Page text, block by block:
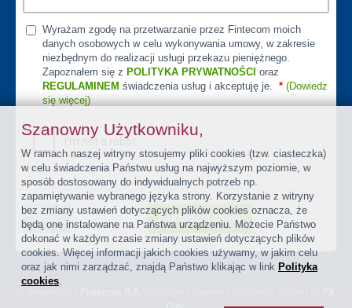
Wyrażam zgodę na przetwarzanie przez Fintecom moich
danych osobowych w celu wykonywania umowy, w zakresie
niezbędnym do realizacji usługi przekazu pieniężnego.
Zapoznałem się z POLITYKA PRYWATNOŚCI oraz
REGULAMINEM świadczenia usług i akceptuję je. * (Dowiedz
się więcej)
Wróć Zakładam konto
Szanowny Użytkowniku,
W ramach naszej witryny stosujemy pliki cookies (tzw. ciasteczka)
w celu świadczenia Państwu usług na najwyższym poziomie, w
sposób dostosowany do indywidualnych potrzeb np.
zapamiętywanie wybranego języka strony. Korzystanie z witryny
bez zmiany ustawień dotyczących plików cookies oznacza, że
będą one instalowane na Państwa urządzeniu. Możecie Państwo
dokonać w każdym czasie zmiany ustawień dotyczących plików
cookies. Więcej informacji jakich cookies używamy, w jakim celu
oraz jak nimi zarządzać, znajdą Państwo klikając w link Polityka
cookies.